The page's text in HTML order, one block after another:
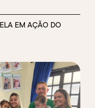
EM AÇÃO DO